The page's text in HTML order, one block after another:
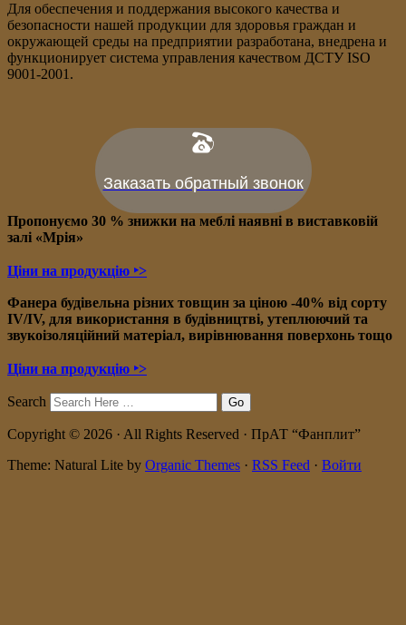
Для обеспечения и поддержания высокого качества и
безопасности нашей продукции для здоровья граждан и
окружающей среды на предприятии разработана, внедрена и
функционирует система управления качеством ДСТУ ISO
9001-2001.
Заказать обратный звонок
Пропонуємо 30 % знижки на меблі наявні в виставковій
залі «Мрія»
Ціни на продукцію ‣>
Фанера будівельна різних товщин за ціною -40% від сорту
IV/IV, для використання в будівництві, утеплюючий та
звукоізоляційний матеріал, вирівнювання поверхонь тощо
Ціни на продукцію ‣>
Search
Copyright © 2026 · All Rights Reserved · ПрАТ “Фанплит”
Theme: Natural Lite by Organic Themes · RSS Feed · Войти